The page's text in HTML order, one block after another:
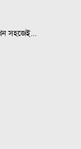
সহজেই...